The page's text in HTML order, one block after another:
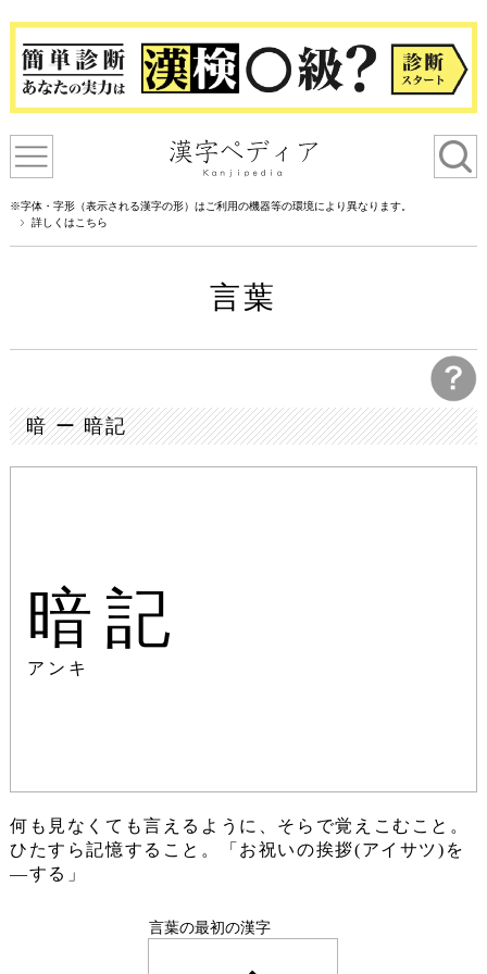
※字体・字形（表示される漢字の形）はご利用の機器等の環境により異なります。
詳しくはこちら
言葉
暗 ー 暗記
暗記
アンキ
何も見なくても言えるように、そらで覚えこむこと。
ひたすら記憶すること。「お祝いの挨拶(アイサツ)を
―する」
言葉の最初の漢字